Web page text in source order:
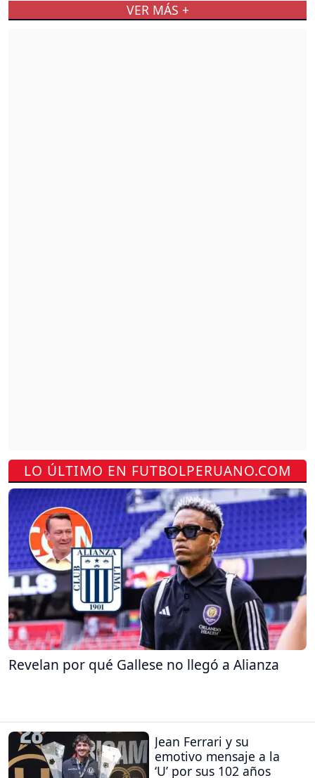
LO ÚLTIMO EN FUTBOLPERUANO.COM
Revelan por qué Gallese no llegó a Alianza
Jean Ferrari y su
emotivo mensaje a la
‘U’ por sus 102 años
VER MÁS +